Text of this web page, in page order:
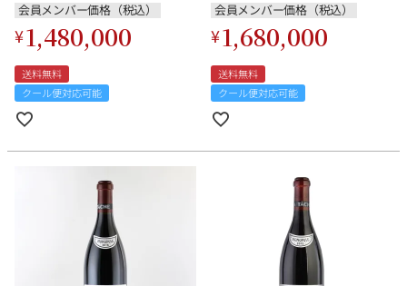
会員メンバー価格（税込）
¥1,480,000
送料無料
クール便対応可能
会員メンバー価格（税込）
¥1,680,000
送料無料
クール便対応可能